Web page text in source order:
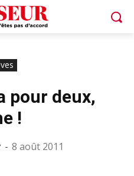
pour deux,
!
- 8 août 2011